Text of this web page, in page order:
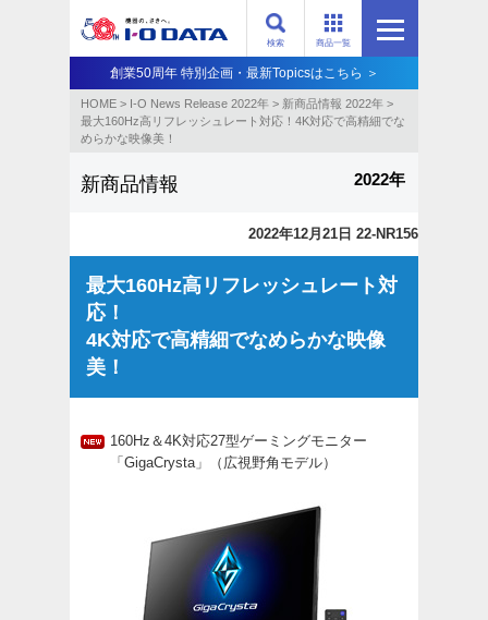
商品一覧
検索
創業50周年 特別企画・最新Topicsはこちら ＞
HOME > I-O News Release 2022年 > 新商品情報 2022年 >
最大160Hz高リフレッシュレート対応！4K対応で高精細でな
めらかな映像美！
新商品情報 2022年
2022年12月21日 22-NR156
最大160Hz高リフレッシュレート対
応！
4K対応で高精細でなめらかな映像
美！
160Hz＆4K対応27型ゲーミングモニター
「GigaCrysta」（広視野角モデル）